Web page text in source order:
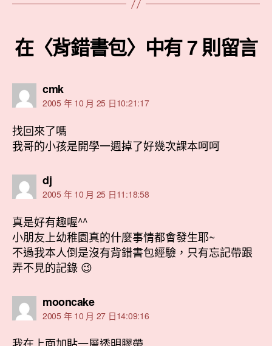
在〈背錯書包〉中有 7 則留言
cmk表
示:
2005 年 10 月 25 日10:21:17
找回來了嗎
我哥的小孩是開學一週掉了好幾次課本呵呵
dj表
示:
2005 年 10 月 25 日11:18:58
真是好有趣喔^^
小朋友上幼稚園真的什麼事情都會發生耶~
不過我本人倒是沒有背錯書包經驗，只有忘記帶跟
弄不見的記錄 😉
mooncake表
示:
2005 年 10 月 27 日14:09:16